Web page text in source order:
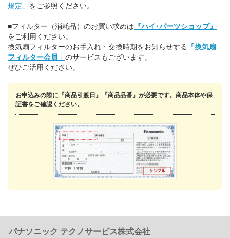
規定」 をご参照ください。
■フィルター（消耗品）のお買い求めは 『ハイ･パーツショップ』
をご利用ください。
換気扇フィルターのお手入れ・交換時期をお知らせする
「換気扇
フィルター会員」 のサービスもございます。
ぜひご活用ください。
お申込みの際に『商品引渡日』『商品品番』が必要です。商品本体や保
証書をご確認ください。
パナソニック テクノサービス株式会社